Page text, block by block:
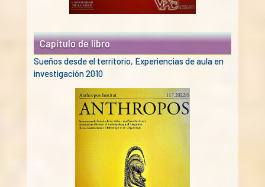
Capítulo de libro
Sueños desde el territorio, Experiencias de aula en
investigación 2010